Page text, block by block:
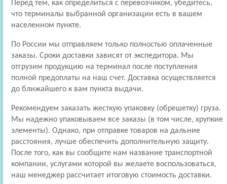
Перед тем, как определиться с перевозчиком, убедитесь,
что терминалы выбранной организации есть в вашем
населенном пункте.
По России мы отправляем только полностью оплаченные
заказы. Сроки доставки зависят от экспедитора. Мы
отгрузим продукцию на терминал после поступления
полной предоплаты на наш счет. Доставка осуществляется
до ближайшего к вам пункта выдачи.
Рекомендуем заказать жесткую упаковку (обрешетку) груза.
Мы надежно упаковываем все заказы (в том числе, хрупкие
элементы). Однако, при отправке товаров на дальние
расстояния, лучше обеспечить дополнительную защиту.
После того, как вы сообщите нам название транспортной
компании, услугами которой вы желаете воспользоваться,
наш менеджер рассчитает итоговую стоимость доставки.